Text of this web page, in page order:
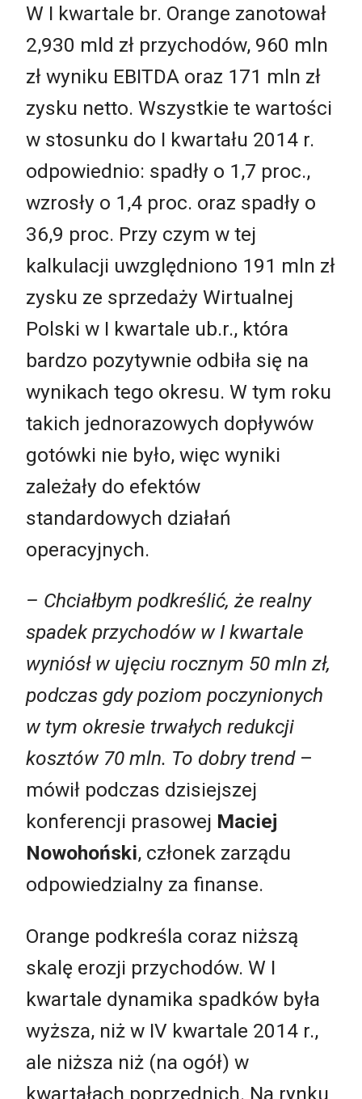
W I kwartale br. Orange zanotował
2,930 mld zł przychodów, 960 mln
zł wyniku EBITDA oraz 171 mln zł
zysku netto. Wszystkie te wartości
w stosunku do I kwartału 2014 r.
odpowiednio: spadły o 1,7 proc.,
wzrosły o 1,4 proc. oraz spadły o
36,9 proc. Przy czym w tej
kalkulacji uwzględniono 191 mln zł
zysku ze sprzedaży Wirtualnej
Polski w I kwartale ub.r., która
bardzo pozytywnie odbiła się na
wynikach tego okresu. W tym roku
takich jednorazowych dopływów
gotówki nie było, więc wyniki
zależały do efektów
standardowych działań
operacyjnych.
– Chciałbym podkreślić, że realny
spadek przychodów w I kwartale
wyniósł w ujęciu rocznym 50 mln zł,
podczas gdy poziom poczynionych
w tym okresie trwałych redukcji
kosztów 70 mln. To dobry trend–
mówił podczas dzisiejszej
konferencji prasowej Maciej
Nowohoński, członek zarządu
odpowiedzialny za finanse.
Orange podkreśla coraz niższą
skalę erozji przychodów. W I
kwartale dynamika spadków była
wyższa, niż w IV kwartale 2014 r.,
ale niższa niż (na ogół) w
kwartałach poprzednich. Na rynku